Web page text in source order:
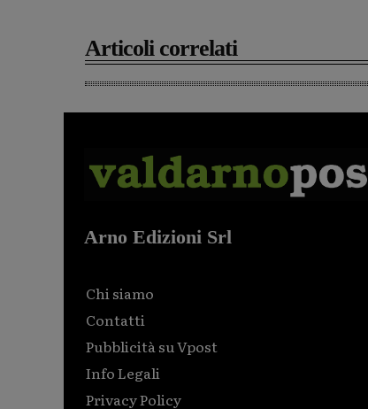
Articoli correlati
Arno Edizioni Srl
Chi siamo
Contatti
Pubblicità su Vpost
Info Legali
Privacy Policy